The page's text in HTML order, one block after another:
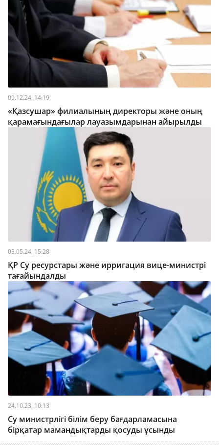
09.12.24, 14:19
«Қазсушар» филиалының директоры және оның
қарамағындағылар лауазымдарынан айырылды
03.05.24, 15:28
ҚР Су ресурстары және ирригация вице-министрі
тағайындалды
24.10.23, 10:13
Су министрлігі білім беру бағдарламасына
бірқатар мамандықтарды қосуды ұсынды